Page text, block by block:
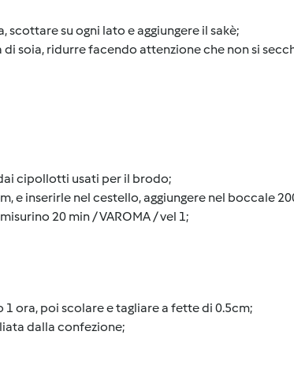
su ogni lato e aggiungere il sakè;
di soia, ridurre facendo attenzione che non si
cipollotti usati per il brodo;
e inserirle nel cestello, aggiungere nel boccale
20 min / VAROMA / vel 1;
ora, poi scolare e tagliare a fette di 0.5cm;
dalla confezione;